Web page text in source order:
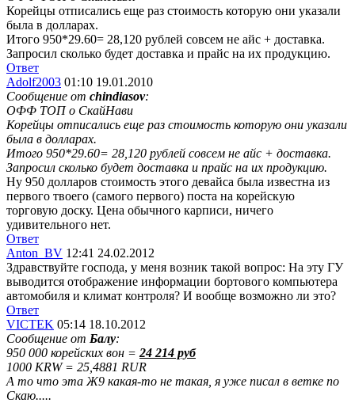
Корейцы отписались еще раз стоимость которую они указали
была в долларах.
Итого 950*29.60= 28,120 рублей совсем не айс + доставка.
Запросил сколько будет доставка и прайс на их продукцию.
Ответ
Adolf2003 01:10 19.01.2010
Сообщение от chindiasov:
ОФФ ТОП о СкайНави
Корейцы отписались еще раз стоимость которую они указали
была в долларах.
Итого 950*29.60= 28,120 рублей совсем не айс + доставка.
Запросил сколько будет доставка и прайс на их продукцию.
Ну 950 долларов стоимость этого девайса была известна из
первого твоего (самого первого) поста на корейскую
торговую доску. Цена обычного карписи, ничего
удивительного нет.
Ответ
Anton_BV 12:41 24.02.2012
Здравствуйте господа, у меня возник такой вопрос: На эту ГУ
выводится отображение информации бортового компьютера
автомобиля и климат контроля? И вообще возможно ли это?
Ответ
VICTEK 05:14 18.10.2012
Сообщение от Балу:
950 000 корейских вон = 24 214 руб
1000 KRW = 25,4881 RUR
А то что эта Ж9 какая-то не такая, я уже писал в ветке по
Скаю.....